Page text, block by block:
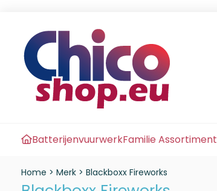
BatterijenvuurwerkFamilie Assortiment
Home > Merk > Blackboxx Fireworks